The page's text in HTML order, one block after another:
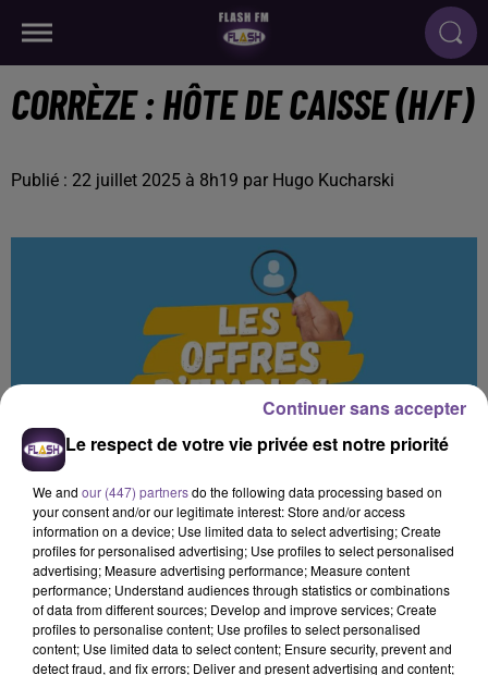
CORRÈZE : HÔTE DE CAISSE (H/F)
Publié : 22 juillet 2025 à 8h19 par Hugo Kucharski
Une entreprise à Seilhac recherche un
Hôte de Caisse (H/F).
Le respect de votre vie privée est notre priorité
We and our (447) partnersdo the following data processing based on
your consent and/or our legitimate interest: Store and/or access
information on a device; Use limited data to select advertising; Create
profiles for personalised advertising; Use profiles to select personalised
advertising; Measure advertising performance; Measure content
performance; Understand audiences through statistics or combinations
of data from different sources; Develop and improve services; Create
profiles to personalise content; Use profiles to select personalised
content; Use limited data to select content; Ensure security, prevent and
detect fraud, and fix errors; Deliver and present advertising and content;
Continuer sans accepter